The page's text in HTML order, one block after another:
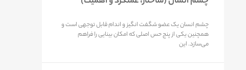
چشم انسان یک عضو شگفت انگیز و اندام قابل توجهی است و
همچنین یکی از پنج حس اصلی که امکان بینایی را فراهم
می‌سازد. این